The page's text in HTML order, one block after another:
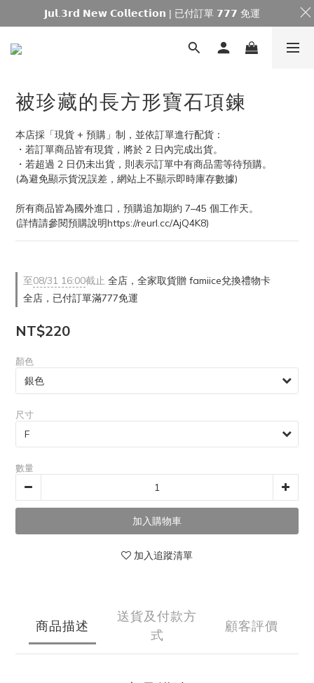
被珍藏的長方形寶石項鍊
本店採「現貨 + 預購」制，並依訂單進行配貨：
・若訂單商品皆有現貨，將於 2 日內完成出貨。
・若超過 2 日仍未出貨，則表示訂單中有商品需等待預購。
(為避免顯示貨況誤差，網站上不顯示即時庫存數據)
所有商品皆為國外進口，預購追加期約 7–45 個工作天。
(詳情請參閱預購說明https://reurl.cc/AjQ4K8)
至08/31 16:00截止 全店，全家取貨贈 famiice兌換禮物卡
全店，已付訂單滿777免運
NT$220
顏色
尺寸
數量
加入追蹤清單
商品描述
送貨及付款方
式
顧客評價
𝗝𝘂𝗹.𝟯𝗿𝗱 𝗡𝗲𝘄 𝗖𝗼𝗹𝗹𝗲𝗰𝘁𝗶𝗼𝗻 | 已付訂單 𝟳𝟳𝟳 免運